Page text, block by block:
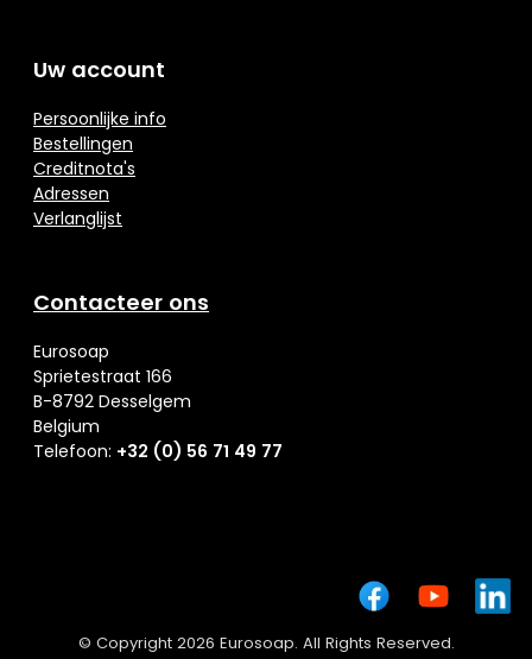
Uw account
Persoonlijke info
Bestellingen
Creditnota's
Adressen
Verlanglijst
Contacteer ons
Eurosoap
Sprietestraat 166
B-8792 Desselgem
Belgium
Telefoon: +32 (0) 56 71 49 77
© Copyright 2026 Eurosoap. All Rights Reserved.